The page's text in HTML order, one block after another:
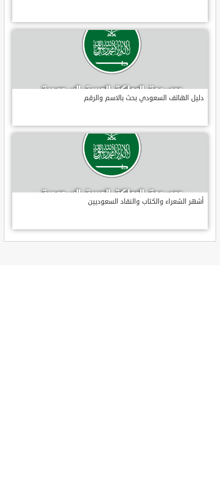
دليل الهاتف السعودي بحث بالاسم والرقم
أشهر الشعراء والكتاب والنقاد السعوديين